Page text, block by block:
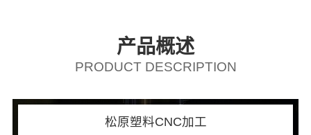
产品概述
PRODUCT DESCRIPTION
松原塑料CNC加工